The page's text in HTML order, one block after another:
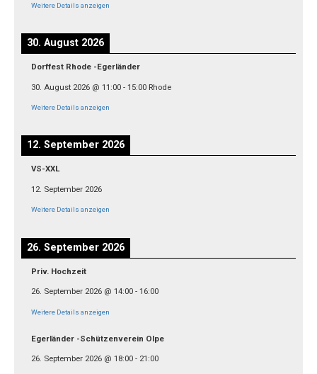
Weitere Details anzeigen
30. August 2026
Dorffest Rhode -Egerländer
30. August 2026 @ 11:00 - 15:00 Rhode
Weitere Details anzeigen
12. September 2026
VS-XXL
12. September 2026
Weitere Details anzeigen
26. September 2026
Priv. Hochzeit
26. September 2026 @ 14:00 - 16:00
Weitere Details anzeigen
Egerländer -Schützenverein Olpe
26. September 2026 @ 18:00 - 21:00